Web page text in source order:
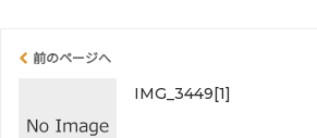
前のページへ
IMG_3449[1]